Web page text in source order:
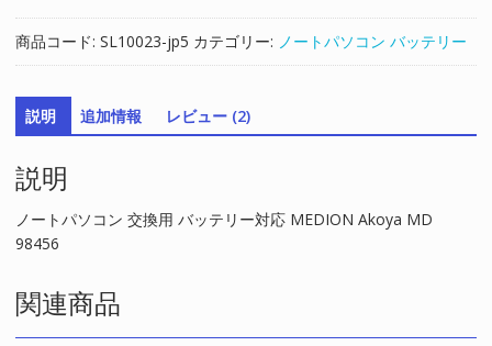
商品コード: SL10023-jp5 カテゴリー: ノートパソコン バッテリー
説明 追加情報 レビュー (2)
説明
ノートパソコン 交換用 バッテリー対応 MEDION Akoya MD
98456
関連商品